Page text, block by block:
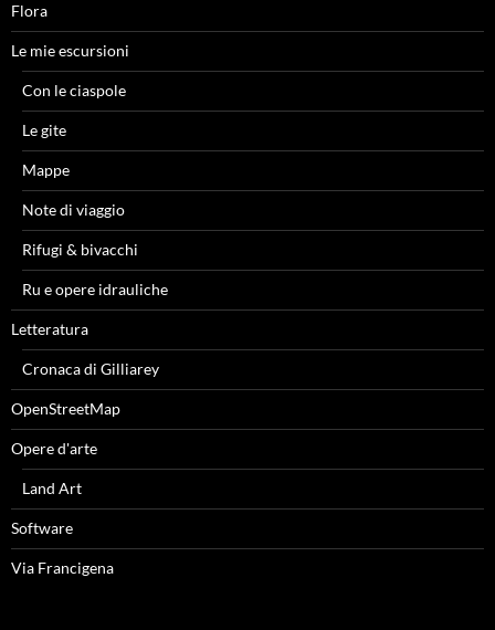
Flora
Le mie escursioni
Con le ciaspole
Le gite
Mappe
Note di viaggio
Rifugi & bivacchi
Ru e opere idrauliche
Letteratura
Cronaca di Gilliarey
OpenStreetMap
Opere d'arte
Land Art
Software
Via Francigena